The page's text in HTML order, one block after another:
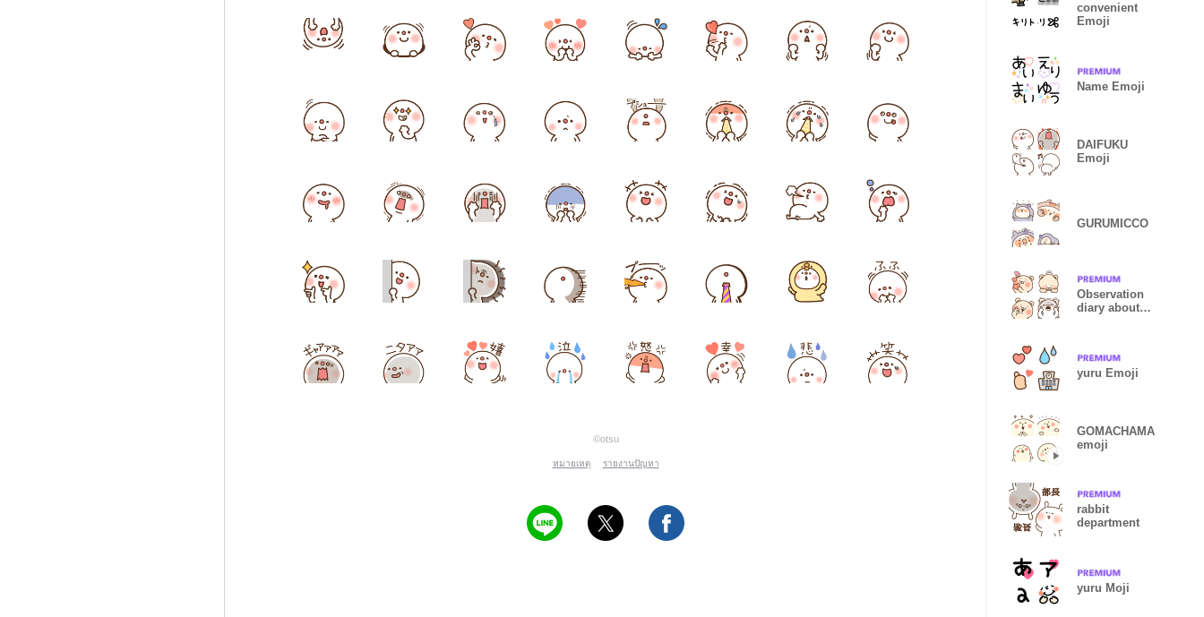
©otsu
หมายเหตุ รายงานปัญหา
convenient
Emoji
Name Emoji
DAIFUKU
Emoji
GURUMICCO
Observation
diary about
yuru Emoji
GOMACHAMA
emoji
rabbit
department
yuru Moji